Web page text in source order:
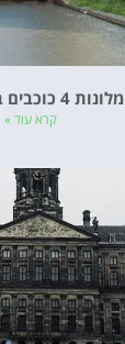
מלונות 4 כוכבים באוטרכט
קרא עוד »